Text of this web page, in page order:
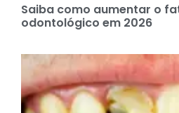
Saiba como aumentar o
odontológico em 2026